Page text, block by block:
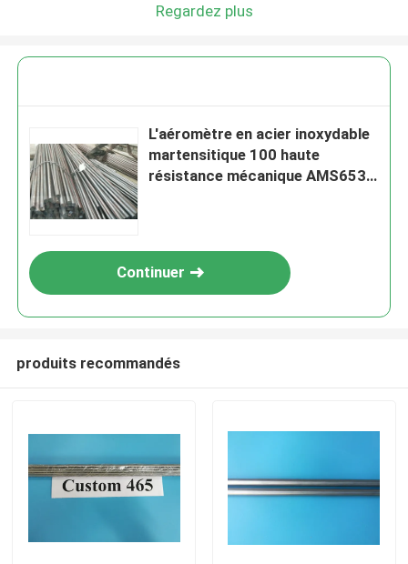
Regardez plus
L'aéromètre en acier inoxydable
martensitique 100 haute
résistance mécanique AMS6532
Continuer
produits recommandés